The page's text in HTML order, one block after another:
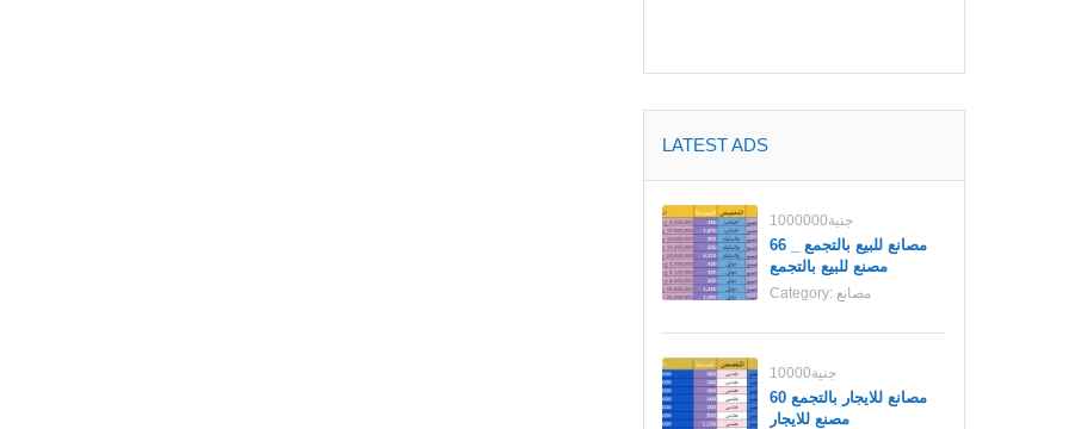
LATEST ADS
1000000جنية
مصانع للبيع بالتجمع _ 66
مصنع للبيع بالتجمع
Category: مصانع
10000جنية
مصانع للايجار بالتجمع 60
مصنع للايجار